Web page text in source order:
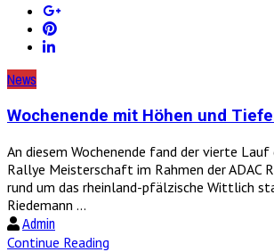
News
Wochenende mit Höhen und
An diesem Wochenende fand der vierte Lauf
Rallye Meisterschaft im Rahmen der ADAC
rund um das rheinland-pfälzische Wittlich
Riedemann ...
Admin
Continue Reading